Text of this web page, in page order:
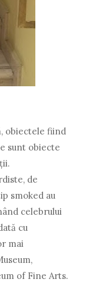
obiectele fiind
sunt obiecte
de
smoked au
celebrului
cu
mai
of Fine Arts.